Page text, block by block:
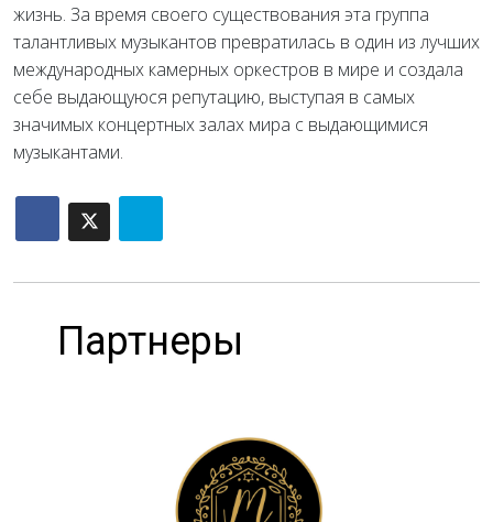
жизнь. За время своего существования эта группа
талантливых музыкантов превратилась в один из лучших
международных камерных оркестров в мире и создала
себе выдающуюся репутацию, выступая в самых
значимых концертных залах мира с выдающимися
музыкантами.
Партнеры